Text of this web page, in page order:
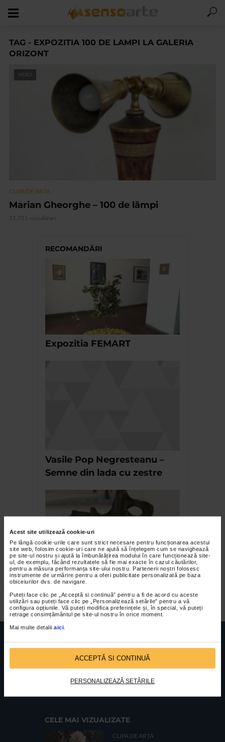
Acest site utilizează cookie-uri
Pe lângă cookie-urile care sunt strict necesare pentru funcționarea acestui
site web, folosim cookie-uri care ne ajută să înțelegem cum se navighează
pe site-ul nostru și ajută la îmbunătățirea modului în care funcționează site-
ul, de exemplu, făcând rezultatele să fie mai exacte în cazul căutărilor,
pentru a măsura performanța site-ului nostru. Partenerii noștri folosesc
instrumente de urmărire pentru a oferi publicitate personalizată pe baza
obiceiurilor dvs. de navigare.
Puteți face clic pe „Acceptă si continuă” pentru a fi de acord cu aceste
utilizări sau puteți face clic pe „Personalizează setările” pentru a vă
configura opțiunile. Vă puteți modifica preferințele și, în special, vă puteți
retrage consimțământul pe site-ul nostru în orice moment.
Mai multe detalii aici
ACCEPTĂ SI CONTINUĂ
PERSONALIZEAZĂ SETĂRILE
TAG - EXPOZITIA 100 DE LAMPI LA GALERIA
ORIZONT
VIDEO
CLIPA DE ARTA
Marian Gheorghe – 100 de lămpi
11.751 vizualizari
RECOMANDĂRI
Expozitia FEMART
Vasile Pop Negresteanu –
Semne din lada cu zestre
Expozitia Murnu – Neam de
artisti
Cod fiscal: 9164384Sediu social: Str. Delfinului, Nr. 6, parter Bl. 42,
CELE MAI VIZUALIZATE
CLIPA DE ARTA